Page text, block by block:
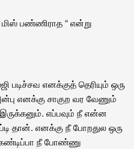
பண்ணிராத “ என்று
எனக்குத் தெரியும் ஒரு
எனக்கு சாகுற வர வேணும்
எப்பவும் நீ என்ன
தான். எனக்கு நீ போறதுல ஒரு
நீ போண்ணு